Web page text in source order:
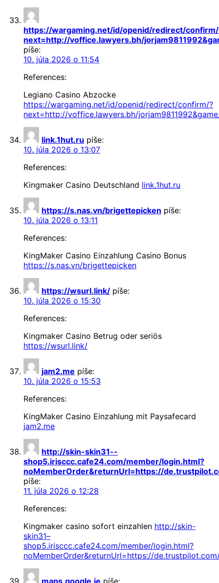
https://wargaming.net/id/openid/redirect/
next=http://voffice.lawyers.bh/
píše:
10. júla 2026 o 11:54
References:
Legiano Casino Abzocke
https://wargaming.net/id/openid/redirect/confirm/?
next=http://voffice.lawyers.bh/
link.1hut.ru píše:
10. júla 2026 o 13:07
References:
Kingmaker Casino Deutschland link.1hut.ru
https://s.nas.vn/brigettepicken píše:
10. júla 2026 o 13:11
References:
KingMaker Casino Einzahlung Casino Bonus
https://s.nas.vn/brigettepicken
https://wsurl.link/ píše:
10. júla 2026 o 15:30
References:
Kingmaker Casino Betrug oder seriös
https://wsurl.link/
jam2.me píše:
10. júla 2026 o 15:53
References:
KingMaker Casino Einzahlung mit Paysafecard
jam2.me
http://skin-skin31--
shop5.irisccc.cafe24.com/member/login.html?
noMemberOrder&returnUrl=https://
píše:
11. júla 2026 o 12:28
References:
Kingmaker casino sofort einzahlen http://skin-
skin31–
shop5.irisccc.cafe24.com/member/login.html?
noMemberOrder&returnUrl=https://